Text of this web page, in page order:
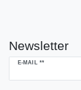
Newsletter
E-MAIL **
Newsletter